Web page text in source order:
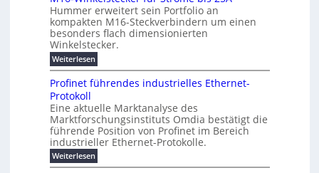
u
n
d
w
e
n
i
e
r
B
ü
r
e
r
g
i
e
l
ö
u
n
g
e
n
s
t
s
c
h
a
t
l
e
s
t
E
u
r
o
p
e
a
E
h
e
r
f
ü
r
e
ff
i
z
i
e
t
e
e
s
K
a
t
u
m
v
o
n
ü
b
e
2
0
%
i
m
e
r
ö
r
n
T
w
i
e
h
a
w
i
d
n
e
Hummer erweitert sein Portfolio an
kompakten M16-Steckverbindern um einen
besonders flach dimensionierten
Winkelstecker.
Weiterlesen:
M
1
6
W
i
n
k
e
l
s
Profinet führendes industrielles Ethernet-
Protokoll
Eine aktuelle Marktanalyse des
Marktforschungsinstituts Omdia bestätigt die
führende Position von Profinet im Bereich
industrieller Ethernet-Protokolle.
Weiterlesen:
P